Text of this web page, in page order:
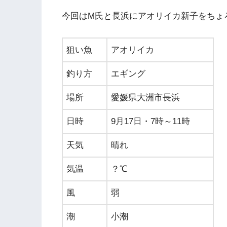
今回はM氏と長浜にアオリイカ新子をちょ
狙い魚 アオリイカ
釣り方 エギング
場所 愛媛県大洲市長浜
日時 9月17日・7時～11時
天気 晴れ
気温 ？℃
風 弱
潮 小潮